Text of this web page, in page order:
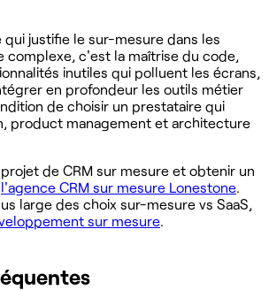
justifie le sur-mesure dans les
complexe, c'est la maîtrise du code,
inutiles qui polluent les écrans,
en profondeur les outils métier
de choisir un prestataire qui
product management et architecture
de CRM sur mesure et obtenir un
l'agence CRM sur mesure Lonestone.
large des choix sur-mesure vs SaaS,
sur mesure.